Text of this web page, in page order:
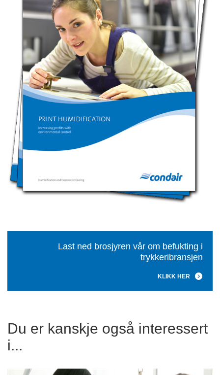
Last ned brosjyren vår om befukting i
trykkeribransjen
KLIKK HER
Du er kanskje også interessert
i...